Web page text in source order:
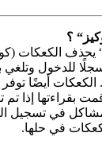
؟
الكعكات
للدخول
الكعكات أيضًا
بقراءتها إذا
مشاكل في تسجيل
في حلها.